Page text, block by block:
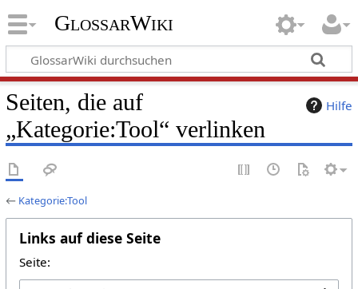
GlossarWiki
Hilfe
Seiten, die auf
„Kategorie:Tool“ verlinken
← Kategorie:Tool
Links auf diese Seite
Seite: